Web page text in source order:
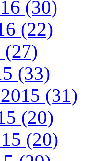
(30)
(22)
(27)
(33)
(31)
(20)
(20)